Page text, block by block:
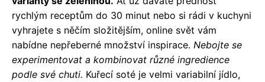
rychlým receptům do 30 minut nebo si rádi v kuchyni
vyhrajete s něčím složitějším, online svět vám
nabídne nepřeberné množství inspirace. Nebojte se
experimentovat a kombinovat různé ingredience
podle své chuti. Kuřecí soté je velmi variabilní jídlo,